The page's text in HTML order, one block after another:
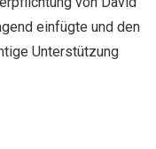
einfügte und den
Unterstützung